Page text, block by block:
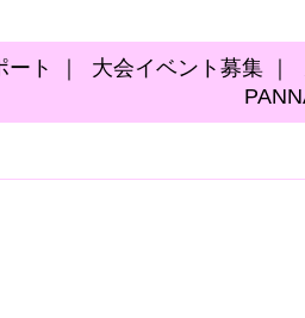
ート ｜ 大会イベント募集 ｜